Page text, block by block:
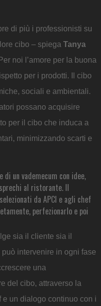
di più i professionisti su
cibo – spiega Tanya
noi l’amore per la buona
per i prodotti. Il cibo
sociali e ambientali.
possano acquisire
per il cibo che induca a
minimizzando scarti e
un vademecum con idee,
al ristorante. Il
da APCI e agli chef
perfezionarlo e poi
sia il cliente sia il
può intervenire in ogni fase
una
del cibo, attraverso la
un dialogo continuo con i